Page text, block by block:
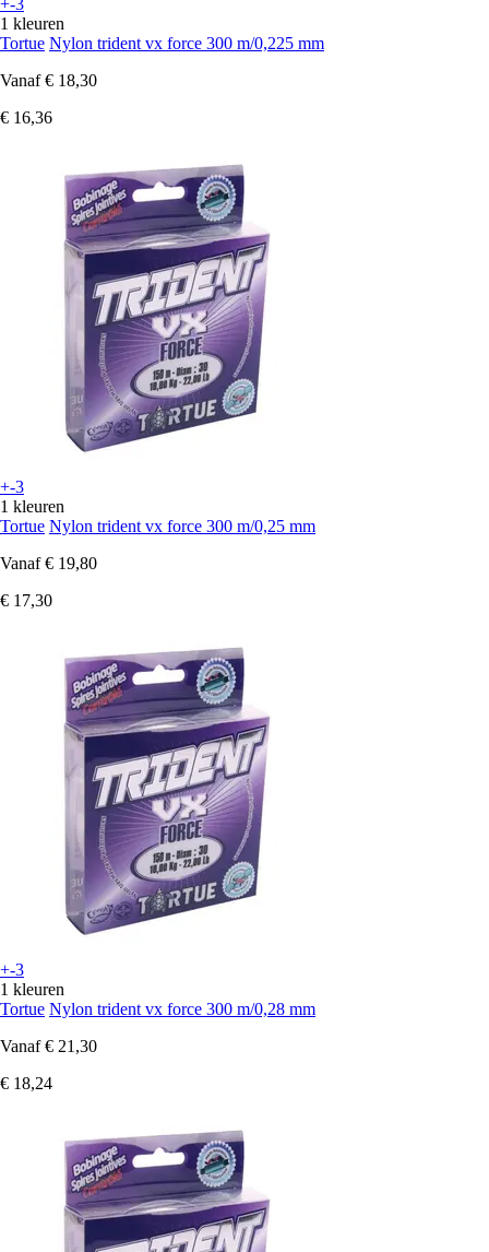
1 kleuren
Tortue Nylon trident vx force 300 m/0,225 mm
Vanaf € 18,30
€ 16,36
+-3
1 kleuren
Tortue Nylon trident vx force 300 m/0,25 mm
Vanaf € 19,80
€ 17,30
+-3
1 kleuren
Tortue Nylon trident vx force 300 m/0,28 mm
Vanaf € 21,30
€ 18,24